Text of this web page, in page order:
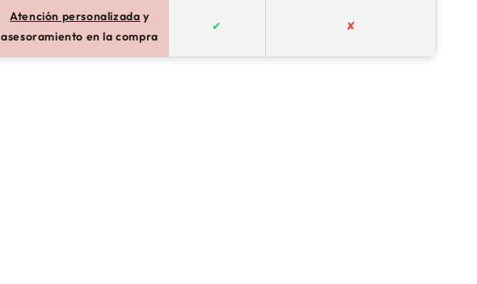
Atención personalizada y
asesoramiento en la compra
✔ ✘